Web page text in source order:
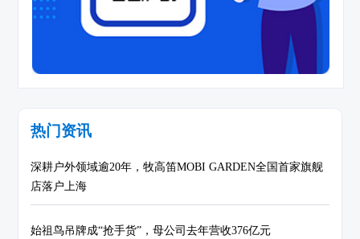
热门资讯
深耕户外领域逾20年，牧高笛MOBI GARDEN全国首家旗舰
店落户上海
始祖鸟吊牌成“抢手货”，母公司去年营收376亿元